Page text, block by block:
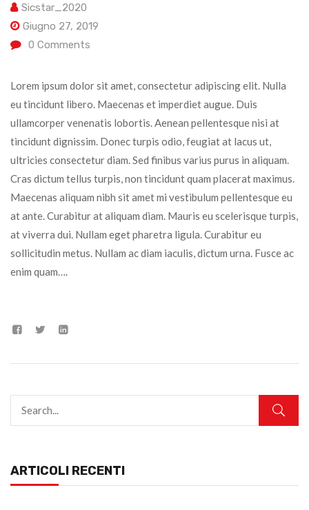
ARTICOLI RECENTI
Sicstar_2020
Giugno 27, 2019
0 Comments
Lorem ipsum dolor sit amet, consectetur adipiscing elit. Nulla
eu tincidunt libero. Maecenas et imperdiet augue. Duis
ullamcorper venenatis lobortis. Aenean pellentesque nisi at
tincidunt dignissim. Donec turpis odio, feugiat at lacus ut,
ultricies consectetur diam. Sed finibus varius purus in aliquam.
Cras dictum tellus turpis, non tincidunt quam placerat maximus.
Maecenas aliquam nibh sit amet mi vestibulum pellentesque eu
at ante. Curabitur at aliquam diam. Mauris eu scelerisque turpis,
at viverra dui. Nullam eget pharetra ligula. Curabitur eu
sollicitudin metus. Nullam ac diam iaculis, dictum urna. Fusce ac
enim quam….